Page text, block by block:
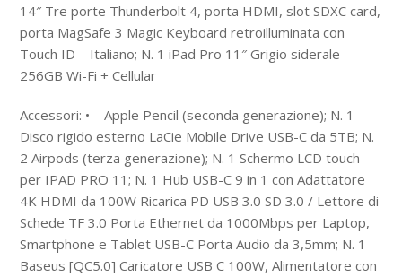
14″ Tre porte Thunderbolt 4, porta HDMI, slot SDXC card,
porta MagSafe 3 Magic Keyboard retroilluminata con
Touch ID – Italiano; N. 1 iPad Pro 11″ Grigio siderale
256GB Wi-Fi + Cellular
Accessori: • Apple Pencil (seconda generazione); N. 1
Disco rigido esterno LaCie Mobile Drive USB-C da 5TB; N.
2 Airpods (terza generazione); N. 1 Schermo LCD touch
per IPAD PRO 11; N. 1 Hub USB-C 9 in 1 con Adattatore
4K HDMI da 100W Ricarica PD USB 3.0 SD 3.0 / Lettore di
Schede TF 3.0 Porta Ethernet da 1000Mbps per Laptop,
Smartphone e Tablet USB-C Porta Audio da 3,5mm; N. 1
Baseus [QC5.0] Caricatore USB C 100W, Alimentatore con